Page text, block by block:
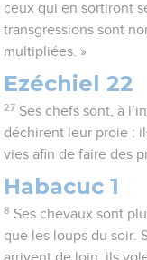
ceux qui en sortiront
transgressions sont
multipliées. »
Ezéchiel 22
27 Ses chefs sont, à
déchirent leur proie :
vies afin de faire des
Habacuc 1
8 Ses chevaux sont
que les loups du soir.